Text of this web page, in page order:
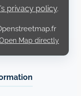
privacy policy.
Map directly